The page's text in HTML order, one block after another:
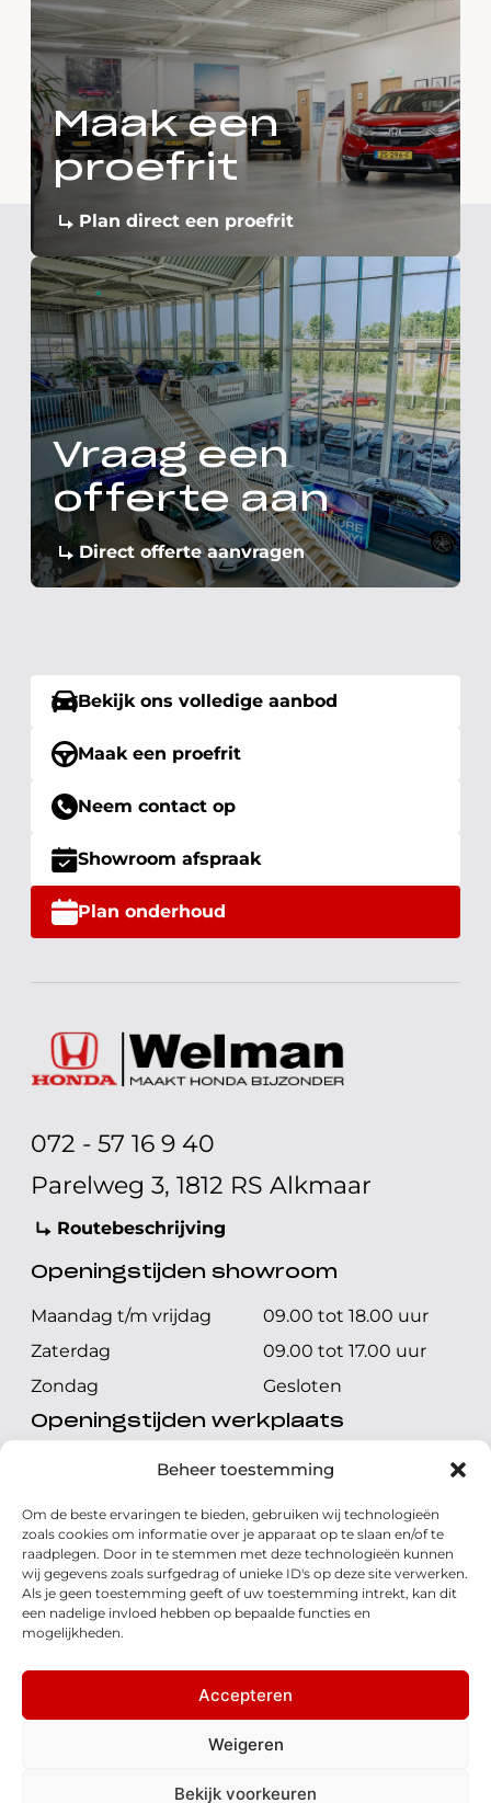
Beheer toestemming
Om de beste ervaringen te bieden, gebruiken wij technologieën
zoals cookies om informatie over je apparaat op te slaan en/of te
raadplegen. Door in te stemmen met deze technologieën kunnen
wij gegevens zoals surfgedrag of unieke ID's op deze site verwerken.
Als je geen toestemming geeft of uw toestemming intrekt, kan dit
een nadelige invloed hebben op bepaalde functies en
mogelijkheden.
Accepteren
Weigeren
Bekijk voorkeuren
Maak een
proefrit
Plan direct een proefrit
Vraag een
offerte aan
Direct offerte aanvragen
Bekijk ons volledige aanbod
Maak een proefrit
Neem contact op
Showroom afspraak
Plan onderhoud
072 - 57 16 9 40
Parelweg 3, 1812 RS Alkmaar
Routebeschrijving
Openingstijden showroom
Maandag t/m vrijdag
09.00 tot 18.00 uur
Zaterdag
09.00 tot 17.00 uur
Zondag
Gesloten
Openingstijden werkplaats
Maandag t/m vrijdag
08.00 tot 17.00 uur
Zondag
Gesloten
Volg ons
© 2026 - Honda Welman